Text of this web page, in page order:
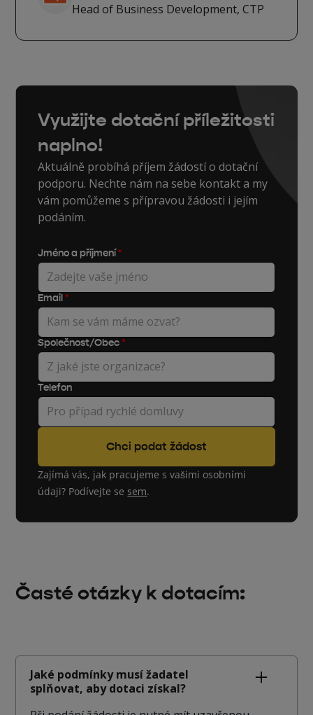
Head of Business Development, CTP
Využijte dotační příležitosti
naplno!
Aktuálně probíhá příjem žádostí o dotační
podporu. Nechte nám na sebe kontakt a my
vám pomůžeme s přípravou žádosti i jejím
podáním.
Jméno a příjmení*
Email*
Společnost/Obec*
Telefon
Zajímá vás, jak pracujeme s vašimi osobními
údaji? Podívejte se sem.
Časté otázky k dotacím:
Jaké podmínky musí žadatel
splňovat, aby dotaci získal?